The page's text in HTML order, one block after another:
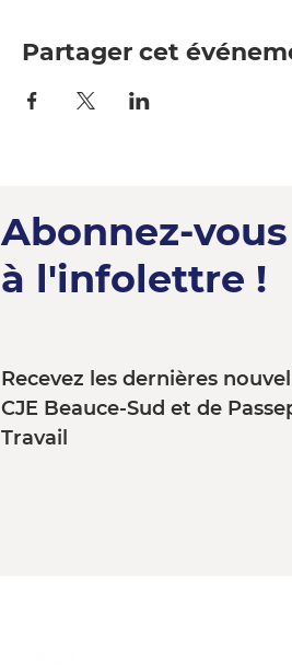
Partager cet
Abonnez-vous
à l'infolettre !
Recevez les dernières
CJE Beauce-Sud et de
Travail